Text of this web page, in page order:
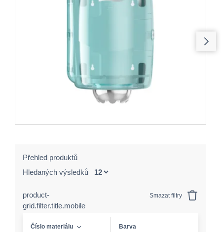
Přehled produktů
Hledaných výsledků
product-
grid.filter.title.mobile
Smazat filtry
Číslo materiálu Barva